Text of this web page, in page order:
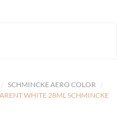
SCHMINCKE AERO COLOR
WHITE 28ML SCHMINCKE